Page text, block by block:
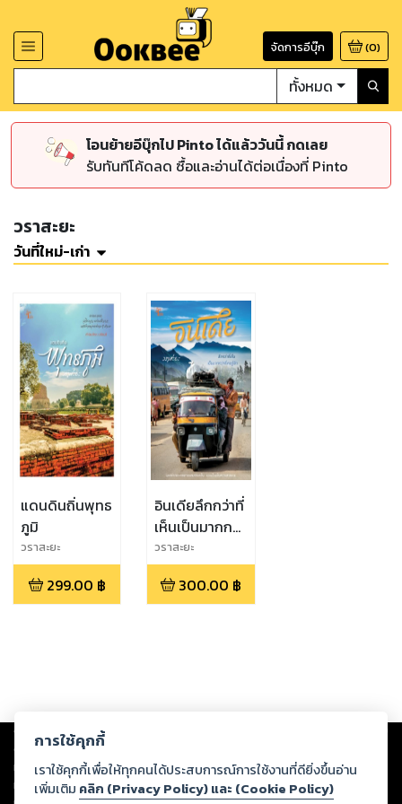
จัดการอีบุ๊ก (0)
ทั้งหมด
โอนย้ายอีบุ๊กไป Pinto ได้แล้ววันนี้ กดเลย
รับทันทีโค้ดลด ซื้อและอ่านได้ต่อเนื่องที่ Pinto
วราสะยะ
วันที่ใหม่-เก่า
แดนดินถิ่นพุทธ
ภูมิ
วราสะยะ
299.00 ฿
อินเดียลึกกว่าที่
เห็นเป็นมากกว่า
ที่เคยรู้จัก
วราสะยะ
300.00 ฿
Copyright © 2026
ต่อผลงานหรือเนื้อหาใดที่อัปโหลดผ่านเว็บไซต์และปรากฏว่าละเมิดสิทธิใน
ทรัพย์สินทางปัญญาของบุคคลอื่นหรือขัดต่อกฎหมายและศีลธรรม ดังนั้น ผู้อ่าน
ทุกท่านโปรดใช้วิจารณญาณในการกลั่นกรองด้วยตนเอง และหากท่านพบว่าส่วน
การใช้คุกกี้
เราใช้คุกกี้เพื่อให้ทุกคนได้ประสบการณ์การใช้งานที่ดียิ่งขึ้นอ่าน
เพิ่มเติม คลิก (Privacy Policy) และ (Cookie Policy)